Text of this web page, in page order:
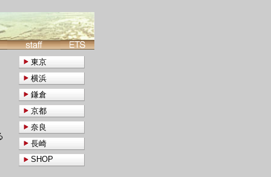
東京
横浜
鎌倉
京都
奈良
長崎
SHOP